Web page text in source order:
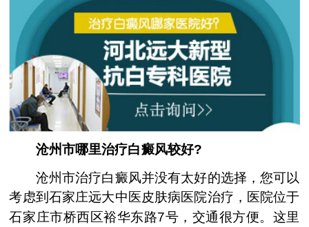
沧州市哪里治疗白癜风较好?
沧州市治疗白癜风并没有太好的选择，您可以
考虑到石家庄远大中医皮肤病医院治疗，医院位于
石家庄市桥西区裕华东路7号，交通很方便。这里